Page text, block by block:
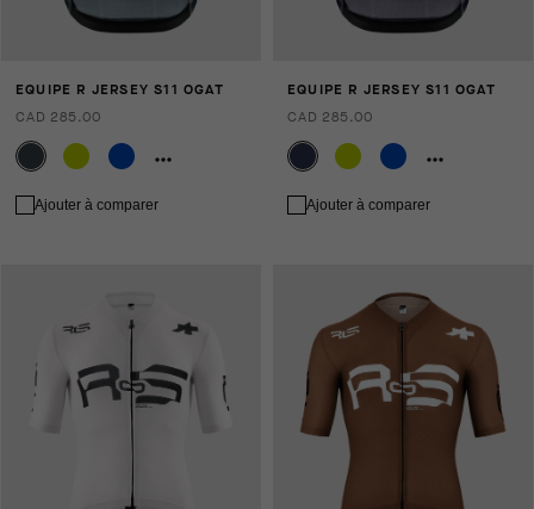
EQUIPE R JERSEY S11 OGAT
CAD 285.00
Ajouter à comparer
EQUIPE R JERSEY S11 OGAT
CAD 285.00
Ajouter à comparer